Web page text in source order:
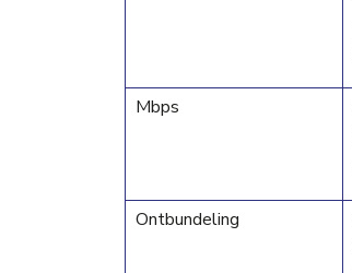
Mbps
Ontbundeling